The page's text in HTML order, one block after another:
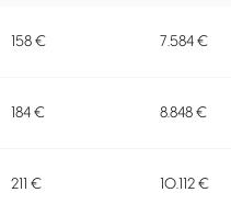
158 € 7.584 €
184 € 8.848 €
211 € 10.112 €